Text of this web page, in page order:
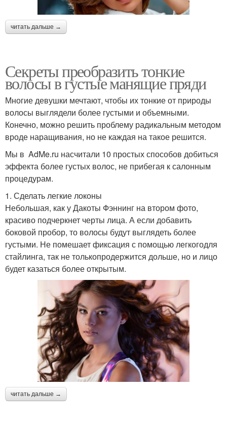
читать дальше →
Секреты преобразить тонкие
волосы в густые манящие пряди
Многие девушки мечтают, чтобы их тонкие от природы
волосы выглядели более густыми и объемными.
Конечно, можно решить проблему радикальным методом
вроде наращивания, но не каждая на такое решится.
Мы в AdMe.ru насчитали 10 простых способов добиться
эффекта более густых волос, не прибегая к салонным
процедурам.
1. Сделать легкие локоны
Небольшая, как у Дакоты Фэннинг на втором фото,
красиво подчеркнет черты лица. А если добавить
боковой пробор, то волосы будут выглядеть более
густыми. Не помешает фиксация с помощью легкогодля
стайлинга, так не толькопродержится дольше, но и лицо
будет казаться более открытым.
читать дальше →